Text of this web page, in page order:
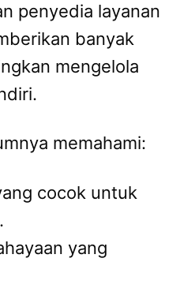
penyedia layanan
banyak
mengelola
memahami:
cocok untuk
yang